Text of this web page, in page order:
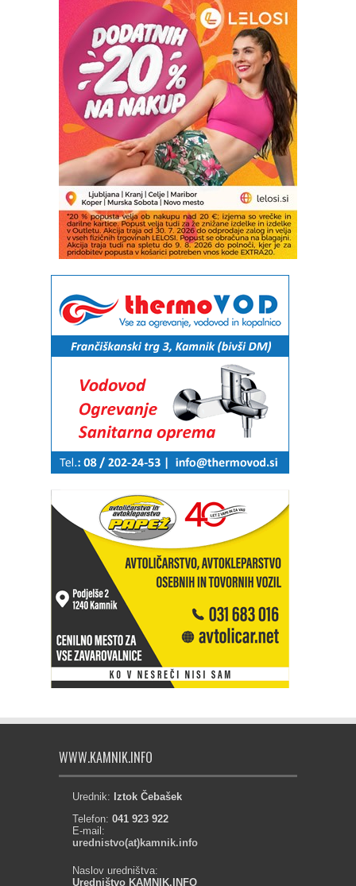
WWW.KAMNIK.INFO
Urednik: Iztok Čebašek
Telefon: 041 923 922
E-mail:
urednistvo(at)kamnik.info
Naslov uredništva:
Uredništvo KAMNIK.INFO